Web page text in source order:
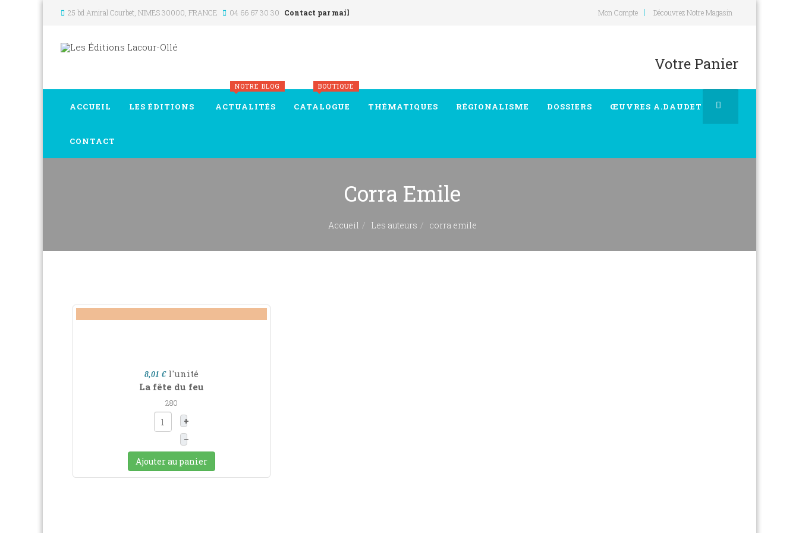
25 bd Amiral Courbet , NIMES30000 FRANCE 04 66 67 30 30 Contact par mail Mon Compte Découvrez Notre Magasin
Votre Panier
ACCUEIL LES ÉDITIONS ACTUALITÉS
NOTRE BLOG
CATALOGUE
BOUTIQUE
THÉMATIQUES RÉGIONALISME DOSSIERS ŒUVRES A.DAUDET
CONTACT
Corra Emile
Accueil Les auteurs corra emile
8,01 € l'unité
La fête du feu
280
+
–
Ajouter au panier